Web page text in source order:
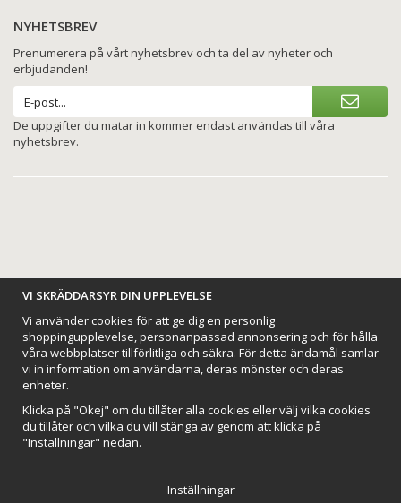
NYHETSBREV
Prenumerera på vårt nyhetsbrev och ta del av nyheter och
erbjudanden!
De uppgifter du matar in kommer endast användas till våra
nyhetsbrev.
BETALNINGSALTERNATIV
VI SKICKAR MED
VI SKRÄDDARSYR DIN UPPLEVELSE
Vi använder cookies för att ge dig en personlig
shoppingupplevelse, personanpassad annonsering och för hålla
våra webbplatser tillförlitliga och säkra. För detta ändamål samlar
vi in information om användarna, deras mönster och deras
enheter.
Klicka på "Okej" om du tillåter alla cookies eller välj vilka cookies
du tillåter och vilka du vill stänga av genom att klicka på
"Inställningar" nedan.
Inställningar